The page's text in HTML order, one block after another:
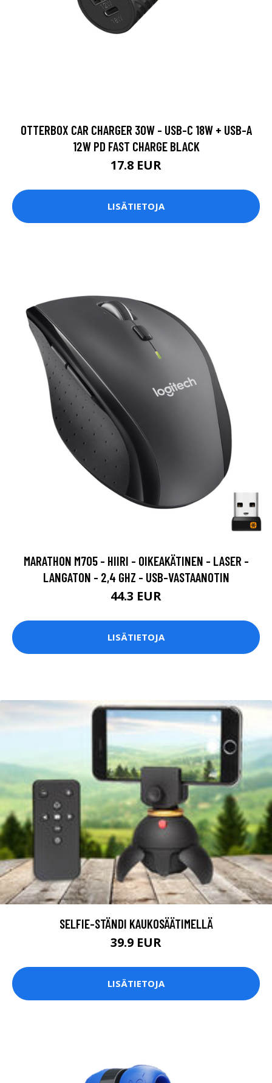
OTTERBOX CAR CHARGER 30W - USB-C 18W + USB-A
12W PD FAST CHARGE BLACK
17.8 EUR
LISÄTIETOJA
MARATHON M705 - HIIRI - OIKEAKÄTINEN - LASER -
LANGATON - 2,4 GHZ - USB-VASTAANOTIN
44.3 EUR
LISÄTIETOJA
SELFIE-STÄNDI KAUKOSÄÄTIMELLÄ
39.9 EUR
LISÄTIETOJA